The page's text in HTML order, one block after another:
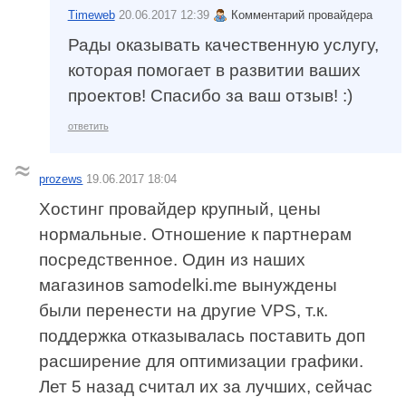
Timeweb 20.06.2017 12:39 Комментарий провайдера
Рады оказывать качественную услугу,
которая помогает в развитии ваших
проектов! Спасибо за ваш отзыв! :)
ответить
prozews 19.06.2017 18:04
Хостинг провайдер крупный, цены
нормальные. Отношение к партнерам
посредственное. Один из наших
магазинов samodelki.me вынуждены
были перенести на другие VPS, т.к.
поддержка отказывалась поставить доп
расширение для оптимизации графики.
Лет 5 назад считал их за лучших, сейчас